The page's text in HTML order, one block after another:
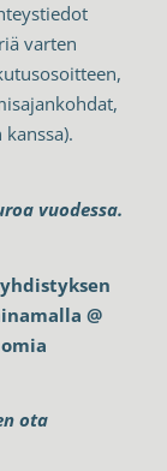
varten
vuodessa.
@
ota